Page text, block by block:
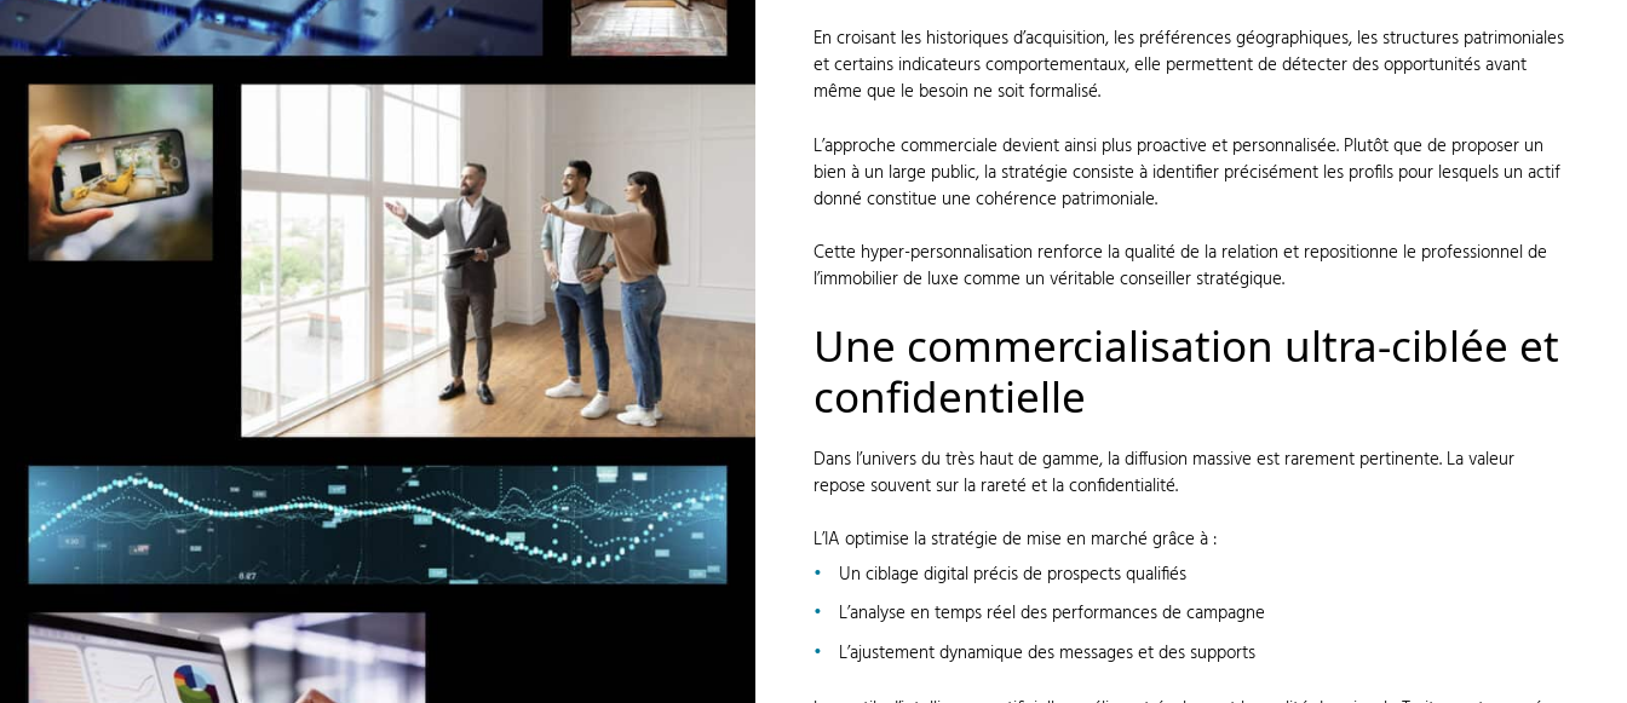
En croisant les historiques d’acquisition, les préférences géographiques, les structures patrimoniales
et certains indicateurs comportementaux, elle permettent de détecter des opportunités avant
même que le besoin ne soit formalisé.
L’approche commerciale devient ainsi plus proactive et personnalisée. Plutôt que de proposer un
bien à un large public, la stratégie consiste à identifier précisément les profils pour lesquels un actif
donné constitue une cohérence patrimoniale.
Cette hyper-personnalisation renforce la qualité de la relation et repositionne le professionnel de
l’immobilier de luxe comme un véritable conseiller stratégique.
Une commercialisation ultra-ciblée et
confidentielle
Dans l’univers du très haut de gamme, la diffusion massive est rarement pertinente. La valeur
repose souvent sur la rareté et la confidentialité.
L’IA optimise la stratégie de mise en marché grâce à :
Un ciblage digital précis de prospects qualifiés
L’analyse en temps réel des performances de campagne
L’ajustement dynamique des messages et des supports